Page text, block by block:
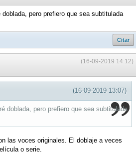
pero prefiero que sea subtitulada
Citar
(16-09-2019 14:12)
(16-09-2019 13:07)
doblada, pero prefiero que sea subtitulada
las voces originales. El doblaje a veces
o serie.